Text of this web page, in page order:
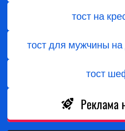
тост на
тост для мужчины
тост
Реклама